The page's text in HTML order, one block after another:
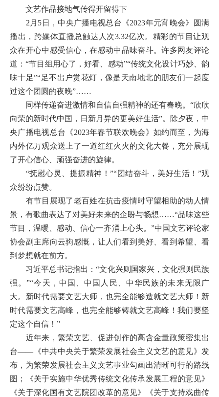
文艺作品接地气传得开留得下
2月5日，中央广播电视总台《2023年元宵晚会》圆满
播出，跨媒体直播总触达人次3.32亿次。精彩的节目让观
众在开心中感受信心，在感动中品味奋斗。许多网友评论
道：“节目组用心了，好看、感动”“传统文化设计巧妙、韵
味十足”“足不出户赏花灯，像是天南地北的朋友们一起度
过这个团圆的夜晚”……
同样传递奋进激情和自信自强精神的还有春晚。“欣欣
向荣的新时代中国，日新月异的更美好生活”。除夕夜，中
央广播电视总台《2023年春节联欢晚会》如约而至，为海
内外亿万观众送上了一道红红火火的文化大餐，充分展现
了开心信心、顽强奋进的旋律。
“抚慰心灵、提振精神！”“团结奋斗，美好生活！”观
众纷纷点赞。
有节目展现了老百姓在抗击疫情时守望相助的动人情
景，有歌曲表达了对美好未来的企盼与畅想……“品味这些
节目，温暖、感动、信心一齐涌上心头。”中国文艺评论家
协会副主席向云驹感慨，让人们看到美好、看到希望、看
到梦想就在前方。
习近平总书记指出：“文化兴则国家兴，文化强则民族
强。”“今天，中国、中国人民、中华民族的未来无限广
大。新时代需要文艺大师，也完全能够造就文艺大师！新
时代需要文艺高峰，也完全能够铸就文艺高峰！我们要坚
定这个自信！”
近年来，繁荣文艺、促进创作的高含金量政策密集出
台——《中共中央关于繁荣发展社会主义文艺的意见》发
布，为繁荣发展社会主义文艺事业勾画出清晰可行的路线
图；《关于实施中华优秀传统文化传承发展工程的意见》
《关于深化国有文艺院团改革的意见》《关于支持戏曲传